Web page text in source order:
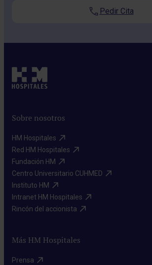
Pedir Cita
Sobre nosotros
HM Hospitales​
Red HM Hospitales​
Fundación HM​
Centro Universitario CUHMED​
Instituto HM​
Intranet HM Hospitales​
Rincón del accionista​
Más HM Hospitales
Prensa​